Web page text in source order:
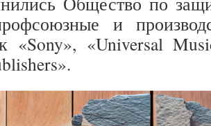
и
«Sony», «Universal